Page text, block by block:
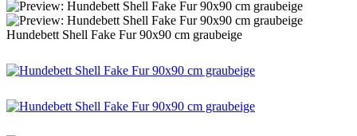
Hundebett Shell Fake Fur 90x90 cm graubeige